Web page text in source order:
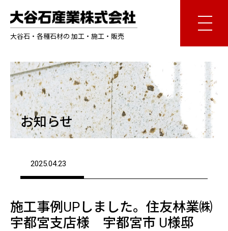
大谷石・各種石材の 加工・施工・販売
お知らせ
2025.04.23
施工事例UPしました。住友林業㈱
宇都宮支店様 宇都宮市 U様邸